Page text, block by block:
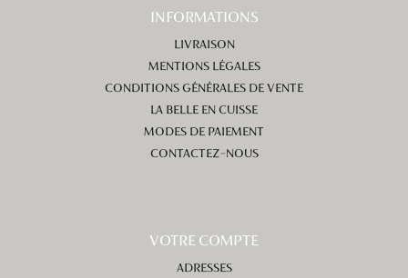
INFORMATIONS
LIVRAISON
MENTIONS LÉGALES
CONDITIONS GÉNÉRALES DE VENTE
LA BELLE EN CUISSE
MODES DE PAIEMENT
CONTACTEZ-NOUS
VOTRE COMPTE
ADRESSES